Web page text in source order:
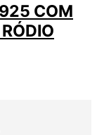
COM